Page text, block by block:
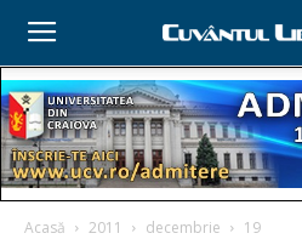
Acasă 2011 decembrie 19